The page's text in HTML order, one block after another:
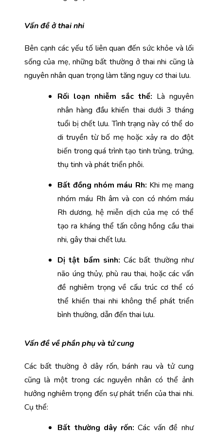
Vấn đề ở thai nhi
Bên cạnh các yếu tố liên quan đến sức khỏe và lối
sống của mẹ, những bất thường ở thai nhi cũng là
nguyên nhân quan trọng làm tăng nguy cơ thai lưu.
Rối loạn nhiễm sắc thể: Là nguyên
nhân hàng đầu khiến thai dưới 3 tháng
tuổi bị chết lưu. Tình trạng này có thể do
di truyền từ bố mẹ hoặc xảy ra do đột
biến trong quá trình tạo tinh trùng, trứng,
thụ tinh và phát triển phôi.
Bất đồng nhóm máu Rh: Khi mẹ mang
nhóm máu Rh âm và con có nhóm máu
Rh dương, hệ miễn dịch của mẹ có thể
tạo ra kháng thể tấn công hồng cầu thai
nhi, gây thai chết lưu.
Dị tật bẩm sinh: Các bất thường như
não úng thủy, phù rau thai, hoặc các vấn
đề nghiêm trọng về cấu trúc cơ thể có
thể khiến thai nhi không thể phát triển
bình thường, dẫn đến thai lưu.
Vấn đề về phần phụ và tử cung
Các bất thường ở dây rốn, bánh rau và tử cung
cũng là một trong các nguyên nhân có thể ảnh
hưởng nghiêm trọng đến sự phát triển của thai nhi.
Cụ thể:
Bất thường dây rốn: Các vấn đề như